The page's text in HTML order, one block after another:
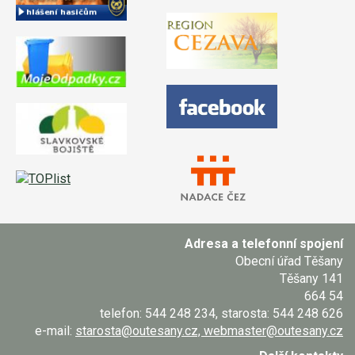
Adresa a telefonní spojení
Obecní úřad Těšany
Těšany 141
664 54
telefon: 544 248 234, starosta: 544 248 626
e-mail: starosta@outesany.cz, webmaster@outesany.cz